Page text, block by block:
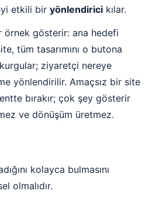
etkili bir yönlendirici kılar.
örnek gösterir: ana hedefi
tüm tasarımını o butona
ziyaretçi nereye
yönlendirilir. Amaçsız bir site
bırakır; çok şey gösterir
ve dönüşüm üretmez.
kolayca bulmasını
olmalıdır.